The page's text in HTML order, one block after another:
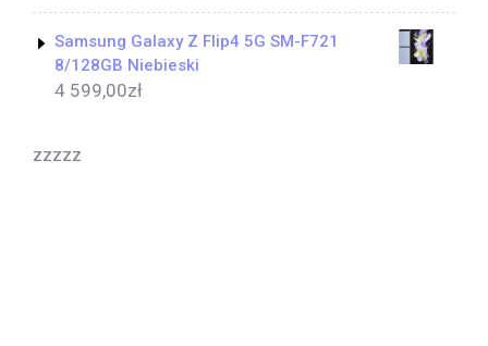
Samsung Galaxy Z Flip4 5G SM-F721
8/128GB Niebieski
4 599,00zł
zzzzz